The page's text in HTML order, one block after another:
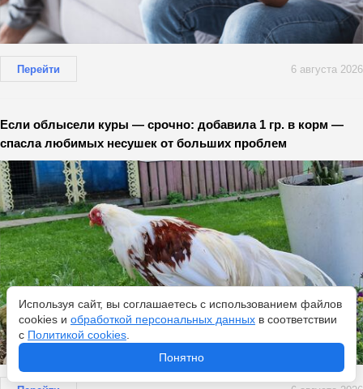
Перейти 6 августа 2026
Если облысели куры — срочно: добавила 1 гр. в корм —
спасла любимых несушек от больших проблем
Используя сайт, вы соглашаетесь с использованием файлов
cookies и обработкой персональных данных в соответствии
с Политикой cookies
Понятно